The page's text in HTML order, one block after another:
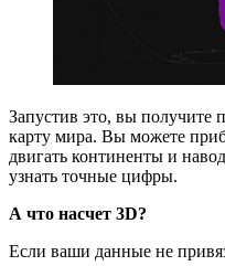
Запустив это, вы
карту мира. Вы можете
двигать континенты и
узнать точные цифры.
А что насчет 3D?
Если ваши данные не